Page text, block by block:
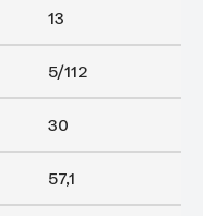
13
5/112
30
57,1